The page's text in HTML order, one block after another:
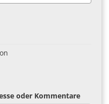
oder Kommentare